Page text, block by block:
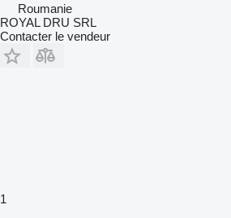
Roumanie
ROYAL DRU SRL
Contacter le vendeur
1